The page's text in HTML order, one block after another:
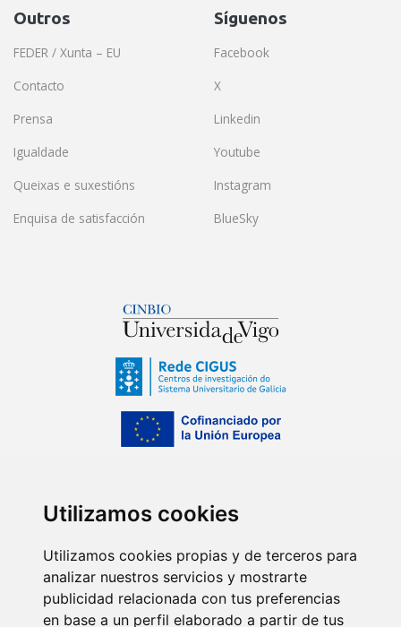
Utilizamos cookies
Utilizamos cookies propias y de terceros para
analizar nuestros servicios y mostrarte
publicidad relacionada con tus preferencias
en base a un perfil elaborado a partir de tus
Outros
FEDER / Xunta – EU
Contacto
Prensa
Igualdade
Queixas e suxestións
Enquisa de satisfacción
Síguenos
Facebook
X
Linkedin
Youtube
Instagram
BlueSky